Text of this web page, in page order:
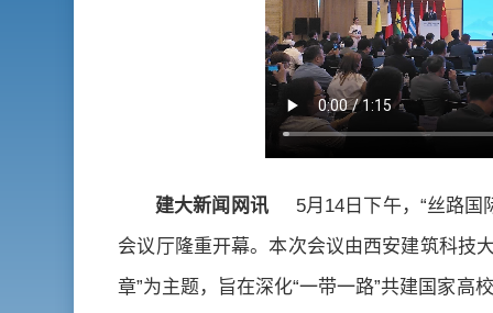
建大新闻网讯 5月14日下午，“丝路
会议厅隆重开幕。本次会议由西安建筑科技
章”为主题，旨在深化“一带一路”共建国家